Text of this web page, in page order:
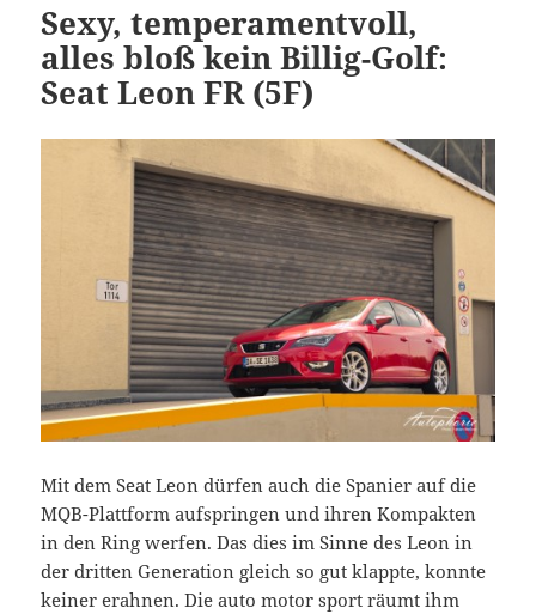
Sexy, temperamentvoll,
alles bloß kein Billig-Golf:
Seat Leon FR (5F)
Mit dem Seat Leon dürfen auch die Spanier auf die
MQB-Plattform aufspringen und ihren Kompakten
in den Ring werfen. Das dies im Sinne des Leon in
der dritten Generation gleich so gut klappte, konnte
keiner erahnen. Die auto motor sport räumt ihm